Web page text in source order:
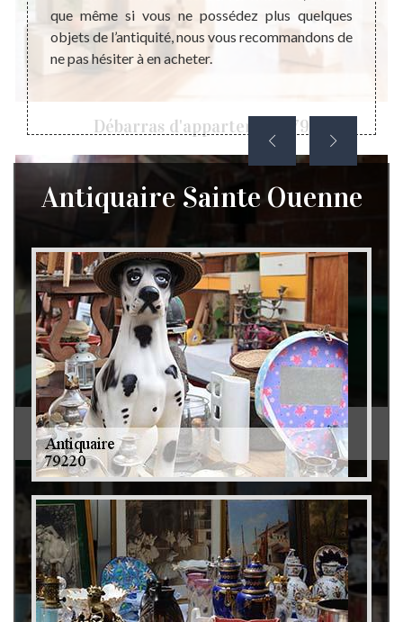
Débarras d'appartement 79
Débarras de grenier et cave 79
sa
des
que même si vous ne possédez plus quelques
objets de l’antiquité, nous vous recommandons de
ne pas hésiter à en acheter.
cette
Antiquaire Sainte Ouenne